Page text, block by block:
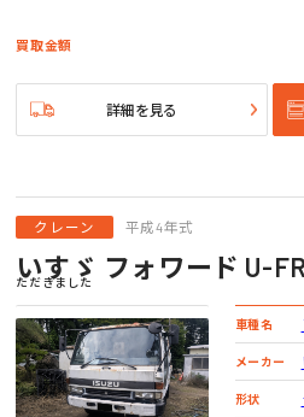
買取金額
詳細を見る
クレーン 平成4年式
いすゞ フォワード U-
ただきました
車種名
メーカー
形状